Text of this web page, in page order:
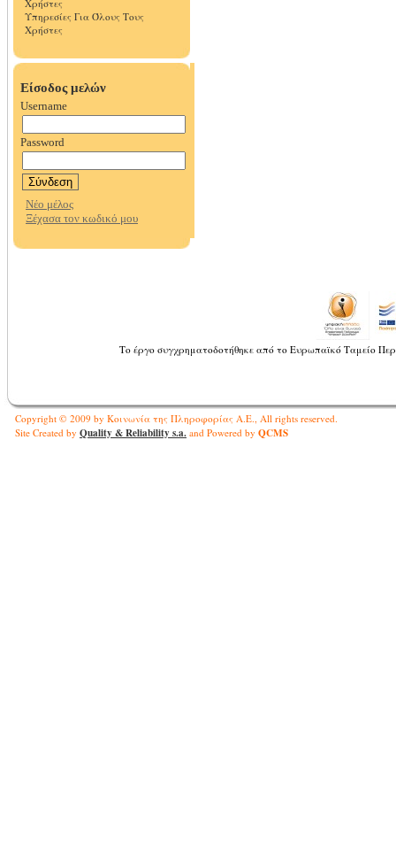
Χρήστες
Υπηρεσίες Για Όλους Τους
Χρήστες
Το έργο συγχρηματοδοτήθηκε από το Ευρωπαϊκό Ταμείο
Copyright © 2009 by Κοινωνία της Πληροφορίας Α.Ε., All rights reserved.
Site Created by Quality & Reliability s.a. and Powered by QCMS